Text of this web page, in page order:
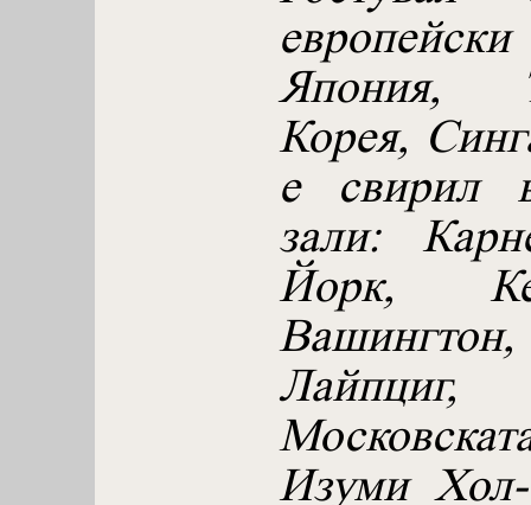
Япония,
Корея,
е свирил
зали:
Йорк,
Изуми